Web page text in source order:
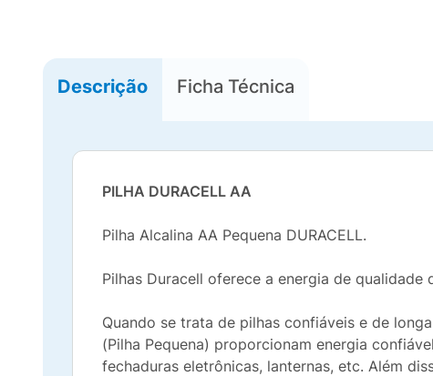
Descrição Ficha Técnica
PILHA DURACELL AA
Pilha Alcalina AA Pequena DURACELL.
Pilhas Duracell oferece a energia de qualidade
Quando se trata de pilhas confiáveis e de
(Pilha Pequena) proporcionam energia
fechaduras eletrônicas, lanternas, etc. Além